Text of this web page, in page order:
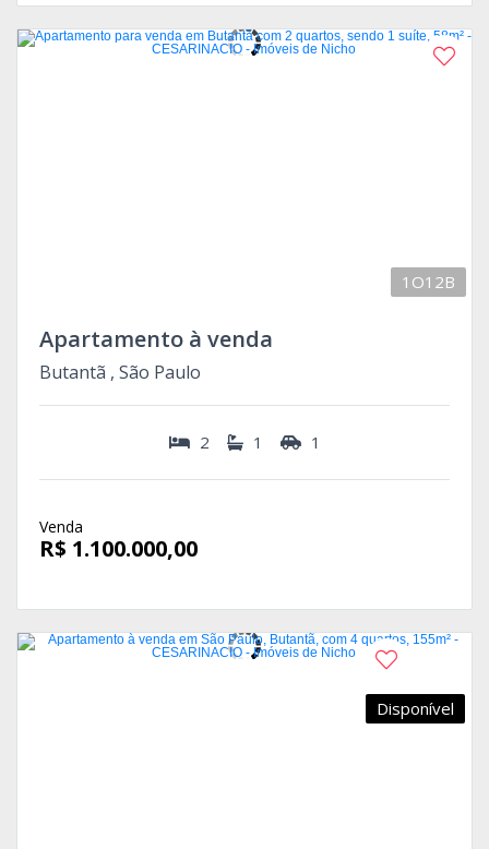
1O12B
Apartamento à venda
Butantã , São Paulo
2 1 1
Venda
R$ 1.100.000,00
Disponível